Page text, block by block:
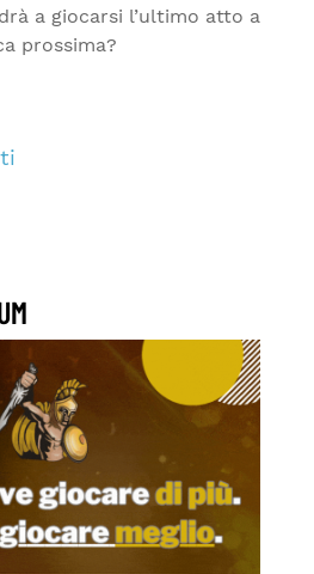
a giocarsi l’ultimo atto a
prossima?